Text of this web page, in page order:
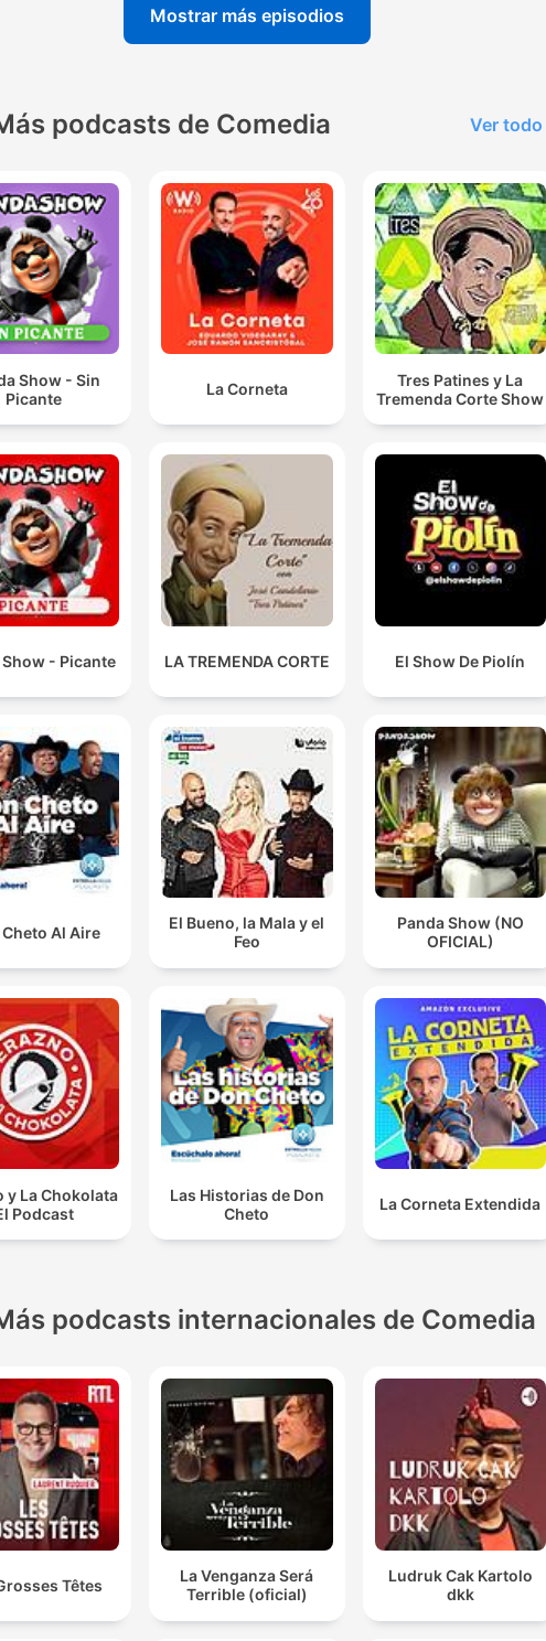
Mostrar más episodios
podcasts de Comedia Ver todo
Show - Sin
Picante
La Corneta
Tres Patines y La
Tremenda Corte Show
Show - Picante LA TREMENDA CORTE El Show De Piolín
Al Aire
El Bueno, la Mala y el
Feo
Panda Show (NO
OFICIAL)
y La Chokolata
Podcast
Las Historias de Don
Cheto
La Corneta Extendida
podcasts internacionales de Comedia
Têtes
La Venganza Será
Terrible (oficial)
Ludruk Cak Kartolo
dkk